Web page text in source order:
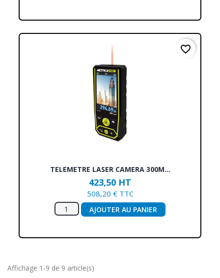
TELEMETRE LASER CAMERA 300M...
423,50 HT
508,20 € TTC
AJOUTER AU PANIER
favorite_border
Affichage 1-9 de 9 article(s)